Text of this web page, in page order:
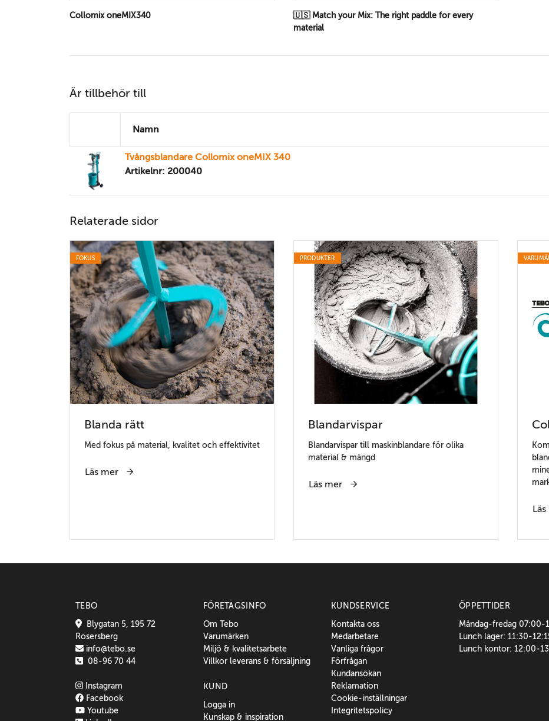
Collomix oneMIX340
🇺🇸 Match your Mix: The right paddle for every
material
Är tillbehör till
Namn
Tvångsblandare Collomix oneMIX 340
Artikelnr: 200040
Relaterade sidor
FOKUS
Blanda rätt
Med fokus på material, kvalitet och effektivitet
Läs mer
PRODUKTER
Blandarvispar
Blandarvispar till maskinblandare för olika
material & mängd
Läs mer
TEBO
Blygatan 5, 195 72
Rosersberg
info@tebo.se
08-96 70 44
Instagram
Facebook
Youtube
FÖRETAGSINFO
Om Tebo
Varumärken
Miljö & kvalitetsarbete
Villkor leverans & försäljning
KUND
Logga in
Kunskap & inspiration
KUNDSERVICE
Kontakta oss
Medarbetare
Vanliga frågor
Förfrågan
Kundansökan
Reklamation
Cookie-inställningar
Integritetspolicy
ÖPPETTIDER
Måndag-fredag 07:00-
Lunch lager: 11:30-
Lunch kontor: 12:00-